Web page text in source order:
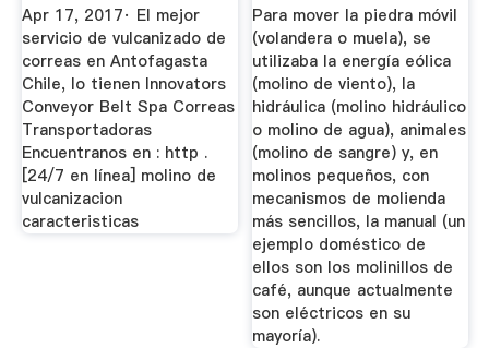
Apr 17, 2017· El mejor
servicio de vulcanizado de
correas en Antofagasta
Chile, lo tienen Innovators
Conveyor Belt Spa Correas
Transportadoras
Encuentranos en : http .
[24/7 en línea] molino de
vulcanizacion
caracteristicas
Para mover la piedra móvil
(volandera o muela), se
utilizaba la energía eólica
(molino de viento), la
hidráulica (molino hidráulico
o molino de agua), animales
(molino de sangre) y, en
molinos pequeños, con
mecanismos de molienda
más sencillos, la manual (un
ejemplo doméstico de
ellos son los molinillos de
café, aunque actualmente
son eléctricos en su
mayoría).